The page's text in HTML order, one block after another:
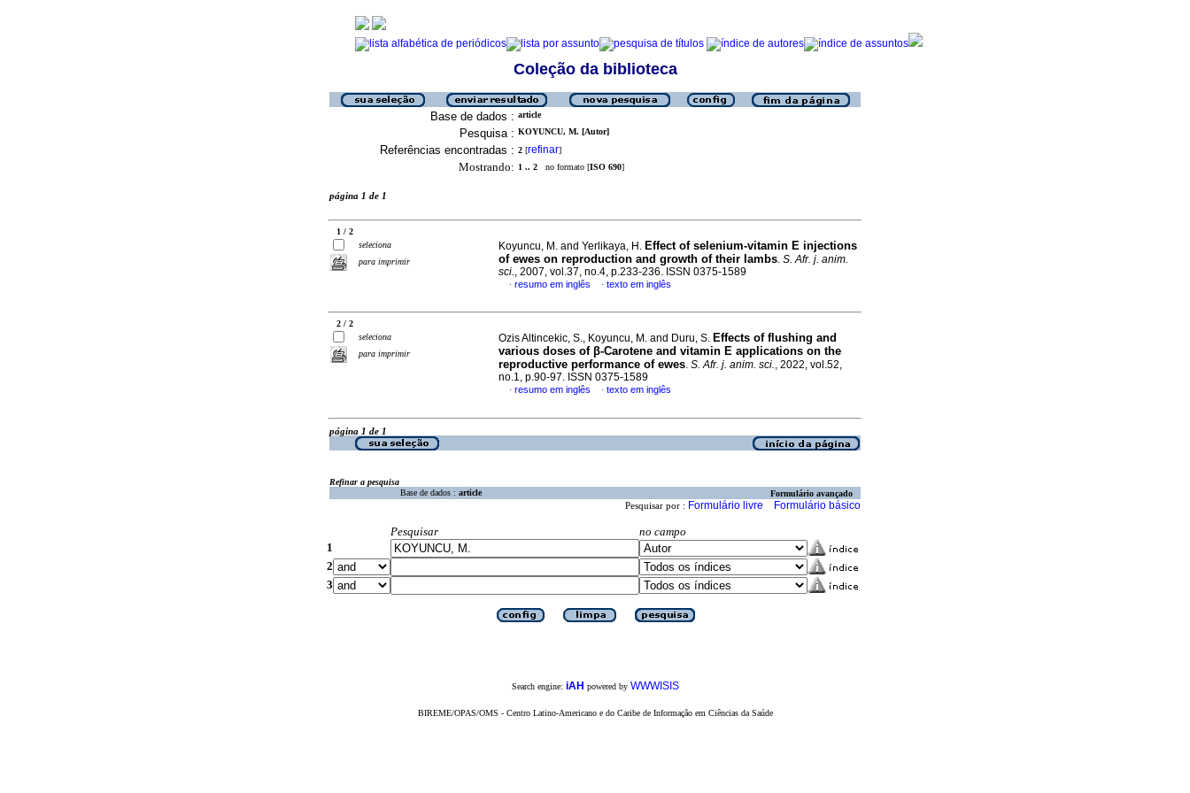
Coleção da biblioteca
Base de dados : article
Pesquisa : KOYUNCU, M. [Autor]
Referências encontradas : 2 [refinar]
Mostrando: 1 .. 2 no formato [ISO 690]
página 1 de 1
1 / 2
seleciona
para imprimir
Koyuncu, M. and Yerlikaya, H. Effect of selenium-vitamin E injections
of ewes on reproduction and growth of their lambs. S. Afr. j. anim.
sci., 2007, vol.37, no.4, p.233-236. ISSN 0375-1589
· resumo em inglês · texto em inglês
2 / 2
seleciona
para imprimir
Ozis Altincekic, S., Koyuncu, M. and Duru, S. Effects of flushing and
various doses of β-Carotene and vitamin E applications on the
reproductive performance of ewes. S. Afr. j. anim. sci., 2022, vol.52,
no.1, p.90-97. ISSN 0375-1589
· resumo em inglês · texto em inglês
página 1 de 1
Refinar a pesquisa
Base de dados : article Formulário avançado
Pesquisar por : Formulário livre Formulário básico
Pesquisar
no campo
1
2
3
Search engine: iAH powered by WWWISIS
BIREME/OPAS/OMS - Centro Latino-Americano e do Caribe de Informação em Ciências da Saúde